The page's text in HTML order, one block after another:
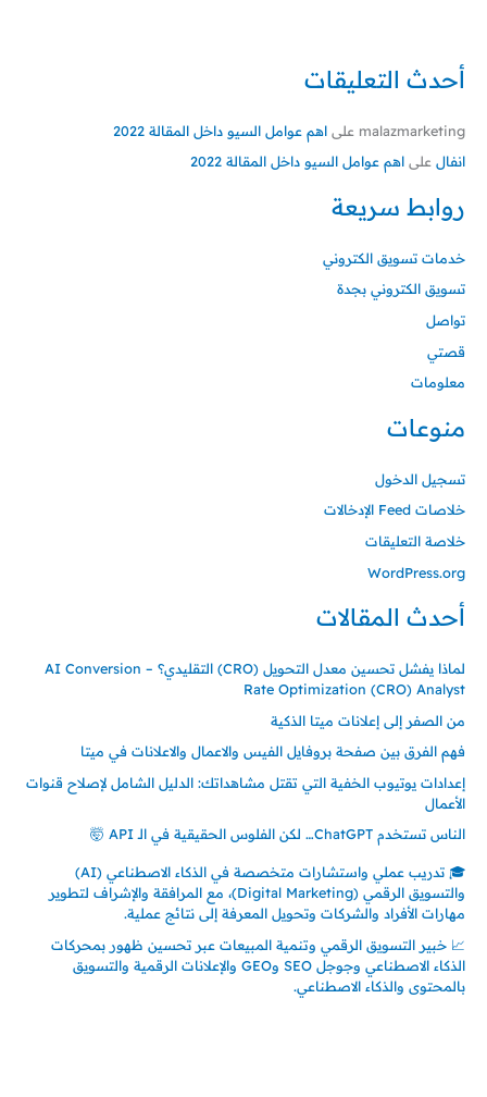
أحدث التعليقات
malazmarketing على اهم عوامل السيو داخل المقالة 2022
انفال على اهم عوامل السيو داخل المقالة 2022
روابط سريعة
خدمات تسويق الكتروني
تسويق الكتروني بجدة
تواصل
قصتي
معلومات
منوعات
تسجيل الدخول
خلاصات Feed الإدخالات
خلاصة التعليقات
WordPress.org
أحدث المقالات
لماذا يفشل تحسين معدل التحويل (CRO) التقليدي؟ – AI Conversion
Rate Optimization (CRO) Analyst
من الصفر إلى إعلانات ميتا الذكية
فهم الفرق بين صفحة بروفايل الفيس والاعمال والاعلانات في ميتا
إعدادات يوتيوب الخفية التي تقتل مشاهداتك: الدليل الشامل لإصلاح قنوات
الأعمال
الناس تستخدم ChatGPT… لكن الفلوس الحقيقية في الـ API 🤯
🎓 تدريب عملي واستشارات متخصصة في الذكاء الاصطناعي (AI)
والتسويق الرقمي (Digital Marketing)، مع المرافقة والإشراف لتطوير
مهارات الأفراد والشركات وتحويل المعرفة إلى نتائج عملية.
📈 خبير التسويق الرقمي وتنمية المبيعات عبر تحسين ظهور بمحركات
الذكاء الاصطناعي وجوجل SEO وGEO والإعلانات الرقمية والتسويق
بالمحتوى والذكاء الاصطناعي.